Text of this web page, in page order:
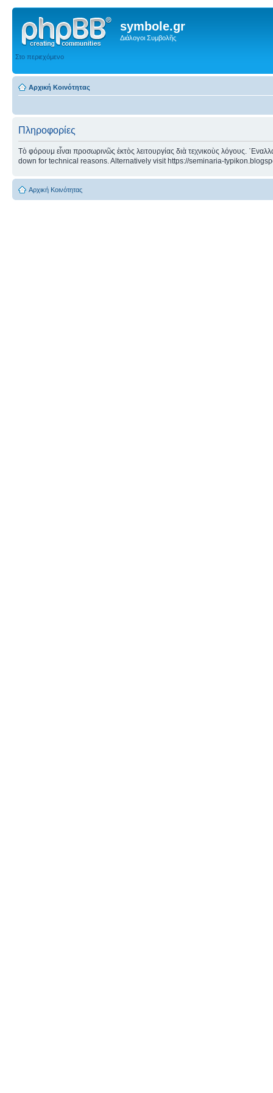
symbole.gr
Διάλογοι Συμβολῆς
Στο περιεχόμενο
Αρχική Κοινότητας
Πληροφορίες
Τὸ φόρουμ εἶναι προσωρινῶς ἐκτὸς λειτουργίας διὰ τεχνικοὺς λόγους.
down for technical reasons. Alternatively visit https://seminaria-
Αρχική Κοινότητας